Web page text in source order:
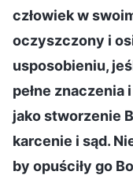
człowiek w
oczyszczony i
usposobieniu,
pełne znaczenia
jako stworzenie
karcenie i sąd.
by opuściły go